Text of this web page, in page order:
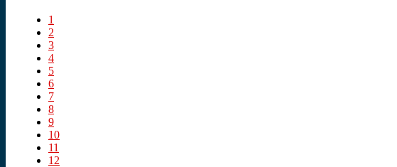
1
2
3
4
5
6
7
8
9
10
11
12